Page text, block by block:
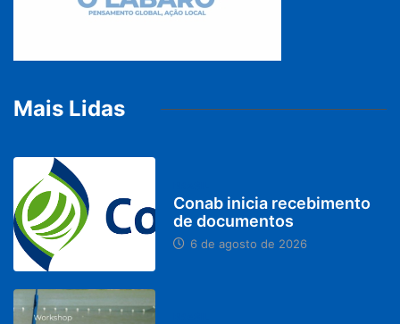
Mais Lidas
Conab inicia recebimento
de documentos
6 de agosto de 2026